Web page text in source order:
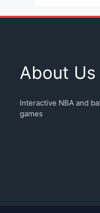
About Us
Interactive NBA and
games